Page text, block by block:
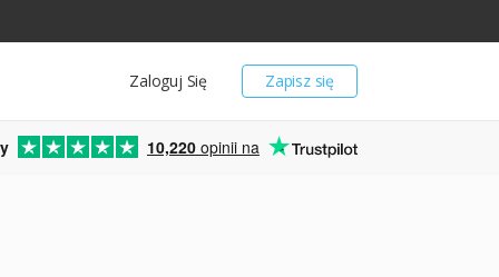
Zapisz się
Zaloguj Się
10,220 opinii na